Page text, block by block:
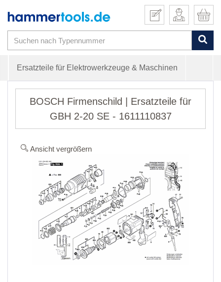
Ersatzteile für Elektrowerkzeuge & Maschinen
BOSCH Firmenschild | Ersatzteile für
GBH 2-20 SE - 1611110837
Ansicht vergrößern